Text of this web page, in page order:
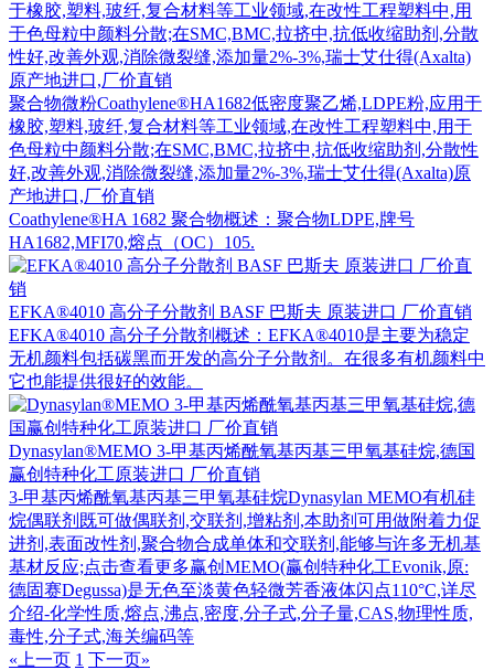
聚合物微粉Coathylene®HA1682低密度聚乙烯,LDPE粉,应用于
橡胶,塑料,玻纤,复合材料等工业领域,在改性工程塑料中,用于
色母粒中颜料分散;在SMC,BMC,拉挤中,抗低收缩助剂,分散性
好,改善外观,消除微裂缝,添加量2%-3%,瑞士艾仕得(Axalta)原
产地进口,厂价直销
Coathylene®HA 1682 聚合物概述：聚合物LDPE,牌号
HA1682,MFI70,熔点（OC）105.
EFKA®4010 高分子分散剂 BASF 巴斯夫 原装进口 厂价直销
EFKA®4010 高分子分散剂概述：EFKA®4010是主要为稳定
无机颜料包括碳黑而开发的高分子分散剂。在很多有机颜料中
它也能提供很好的效能。
Dynasylan®MEMO 3-甲基丙烯酰氧基丙基三甲氧基硅烷,德国
赢创特种化工原装进口 厂价直销
3-甲基丙烯酰氧基丙基三甲氧基硅烷Dynasylan MEMO有机硅
烷偶联剂既可做偶联剂,交联剂,增粘剂,本助剂可用做附着力促
进剂,表面改性剂,聚合物合成单体和交联剂,能够与许多无机基
基材反应;点击查看更多赢创MEMO(赢创特种化工Evonik,原:
德固赛Degussa)是无色至淡黄色轻微芳香液体闪点110°C,详尽
介绍-化学性质,熔点,沸点,密度,分子式,分子量,CAS,物理性质,
毒性,分子式,海关编码等
«上一页 1 下一页»